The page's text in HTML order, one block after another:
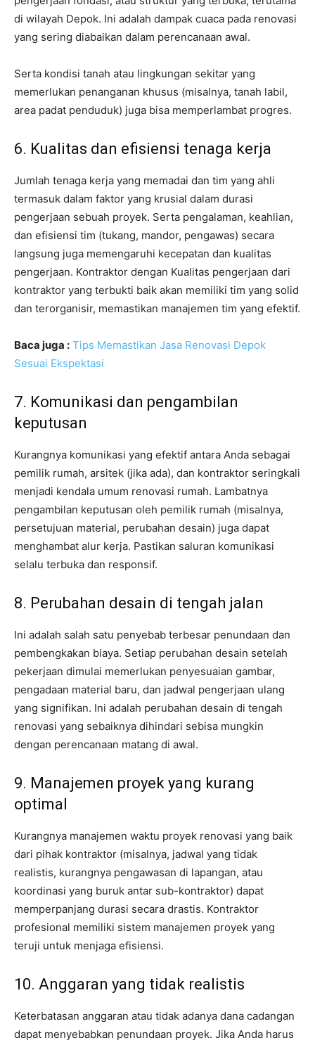
di wilayah Depok. Ini adalah dampak cuaca pada renovasi
yang sering diabaikan dalam perencanaan awal.
Serta kondisi tanah atau lingkungan sekitar yang
memerlukan penanganan khusus (misalnya, tanah labil,
area padat penduduk) juga bisa memperlambat progres.
6. Kualitas dan efisiensi tenaga kerja
Jumlah tenaga kerja yang memadai dan tim yang ahli
termasuk dalam faktor yang krusial dalam durasi
pengerjaan sebuah proyek. Serta pengalaman, keahlian,
dan efisiensi tim (tukang, mandor, pengawas) secara
langsung juga memengaruhi kecepatan dan kualitas
pengerjaan. Kontraktor dengan Kualitas pengerjaan dari
kontraktor yang terbukti baik akan memiliki tim yang solid
dan terorganisir, memastikan manajemen tim yang efektif.
Baca juga : Tips Memastikan Jasa Renovasi Depok
Sesuai Ekspektasi
7. Komunikasi dan pengambilan
keputusan
Kurangnya komunikasi yang efektif antara Anda sebagai
pemilik rumah, arsitek (jika ada), dan kontraktor seringkali
menjadi kendala umum renovasi rumah. Lambatnya
pengambilan keputusan oleh pemilik rumah (misalnya,
persetujuan material, perubahan desain) juga dapat
menghambat alur kerja. Pastikan saluran komunikasi
selalu terbuka dan responsif.
8. Perubahan desain di tengah jalan
Ini adalah salah satu penyebab terbesar penundaan dan
pembengkakan biaya. Setiap perubahan desain setelah
pekerjaan dimulai memerlukan penyesuaian gambar,
pengadaan material baru, dan jadwal pengerjaan ulang
yang signifikan. Ini adalah perubahan desain di tengah
renovasi yang sebaiknya dihindari sebisa mungkin
dengan perencanaan matang di awal.
9. Manajemen proyek yang kurang
optimal
Kurangnya manajemen waktu proyek renovasi yang baik
dari pihak kontraktor (misalnya, jadwal yang tidak
realistis, kurangnya pengawasan di lapangan, atau
koordinasi yang buruk antar sub-kontraktor) dapat
memperpanjang durasi secara drastis. Kontraktor
profesional memiliki sistem manajemen proyek yang
teruji untuk menjaga efisiensi.
10. Anggaran yang tidak realistis
Keterbatasan anggaran atau tidak adanya dana cadangan
dapat menyebabkan penundaan proyek. Jika Anda harus